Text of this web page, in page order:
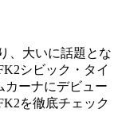
、大いに話題とな
シビック・タイ
カーナにデビュー
を徹底チェック